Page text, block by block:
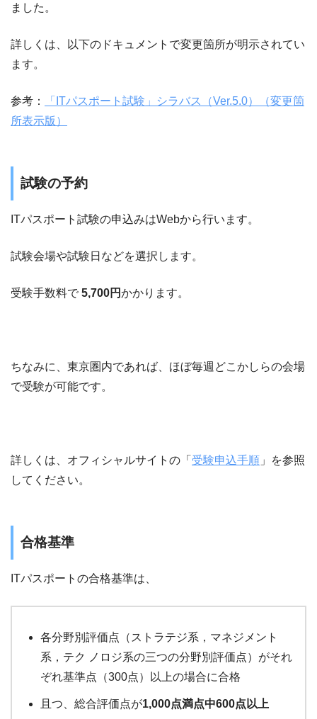
ました。
詳しくは、以下のドキュメントで変更箇所が明示されてい
ます。
参考：
「ITパスポート試験」シラバス（Ver.5.0）（変更箇
所表示版）
試験の予約
ITパスポート試験の申込みはWebから行います。
試験会場や試験日などを選択します。
受験手数料で 5,700円かかります。
ちなみに、東京圏内であれば、ほぼ毎週どこかしらの会場
で受験が可能です。
詳しくは、オフィシャルサイトの「 受験申込手順 」を参照
してください。
合格基準
ITパスポートの合格基準は、
各分野別評価点（ストラテジ系，マネジメント
系，テク ノロジ系の三つの分野別評価点）がそれ
ぞれ基準点（300点）以上の場合に合格
且つ、総合評価点が1,000点満点中600点以上